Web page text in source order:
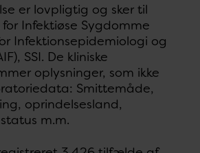
er lovpligtig og sker til
Infektiøse Sygdomme
Infektionsepidemiologi og
SSI. De kliniske
oplysninger, som ikke
Smittemåde,
oprindelsesland,
m.m.